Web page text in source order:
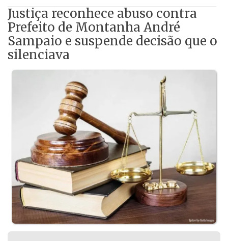
Justiça reconhece abuso contra
Prefeito de Montanha André
Sampaio e suspende decisão que o
silenciava